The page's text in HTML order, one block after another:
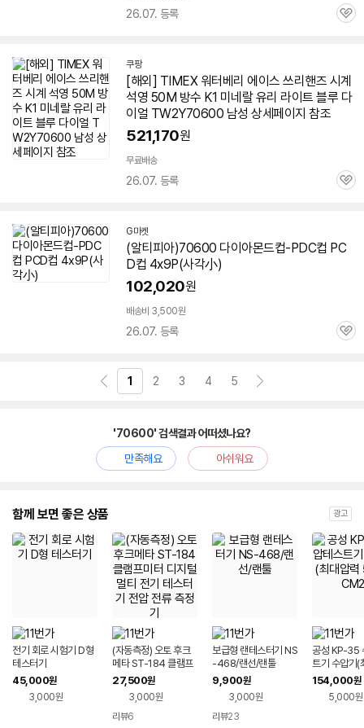
26.07. 등록
관
쿠팡
[해외] TIMEX 워터베리 에이스 쓰리핸즈 시계
석영 50M 방수 K1 미네랄 유리 라이트 블루 다
이얼 TW2Y70600 남성 상세페이지 참조
521,170원
무료배송
26.07. 등록
관
G마켓
(알티피아)70600 다이아몬드컵-PDC컵 PC
D컵 4x9P(사각小)
102,020원
배송비 3,500원
26.07. 등록
관
1 2 3 4 5
'70600' 검색결과 어떠셨나요?
만족해요
아쉬워요
함께 보면 좋은 상품 광고
전기 회로 시험기 D형
테스터기
45,000원
3,000원
(자동측정) 오토 후크
메타 ST-184 클램프
미터 디지털 멀티 전기
테스터기 전압 전류 측
27,500원
3,000원
리뷰6
보급형 랜테스터기 NS
-468/랜선/랜툴
9,900원
3,000원
리뷰23
공성 KP-35
트기 수압기(
50KG/
154,000원
5,000원